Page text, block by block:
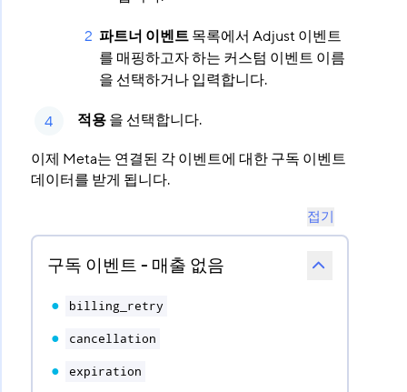
파트너 이벤트목록에서 Adjust 이벤트
를 매핑하고자 하는 커스텀 이벤트 이름
을 선택하거나 입력합니다.
적용을 선택합니다.
이제 Meta는 연결된 각 이벤트에 대한 구독 이벤트
데이터를 받게 됩니다.
접기
구독 이벤트 - 매출 없음
billing_retry
cancellation
expiration